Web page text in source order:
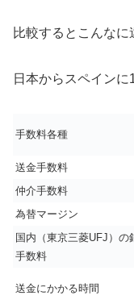
比較するとこんなに
日本からスペイン
手数料各種
送金手数料
仲介手数料
為替マージン
国内（東京三菱UFJ）の
手数料
送金にかかる時間